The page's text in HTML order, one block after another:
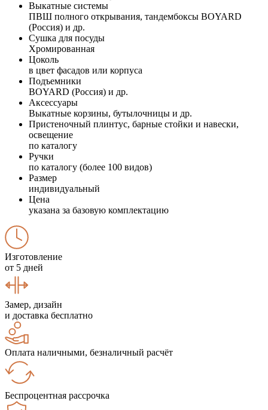
Выкатные системы
ПВШ полного открывания, тандембоксы BOYARD
(Россия) и др.
Сушка для посуды
Хромированная
Цоколь
в цвет фасадов или корпуса
Подъемники
BOYARD (Россия) и др.
Аксессуары
Выкатные корзины, бутылочницы и др.
Пристеночный плинтус, барные стойки и навески,
освещение
по каталогу
Ручки
по каталогу (более 100 видов)
Размер
индивидуальный
Цена
указана за базовую комплектацию
Изготовление
от 5 дней
Замер, дизайн
и доставка бесплатно
Оплата наличными, безналичный расчёт
Беспроцентная рассрочка